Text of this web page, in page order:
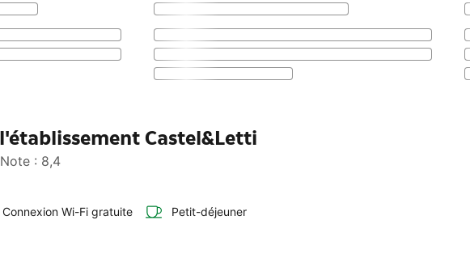
Castel&Letti
: 8,4
Connexion Wi-Fi gratuite Petit-déjeuner